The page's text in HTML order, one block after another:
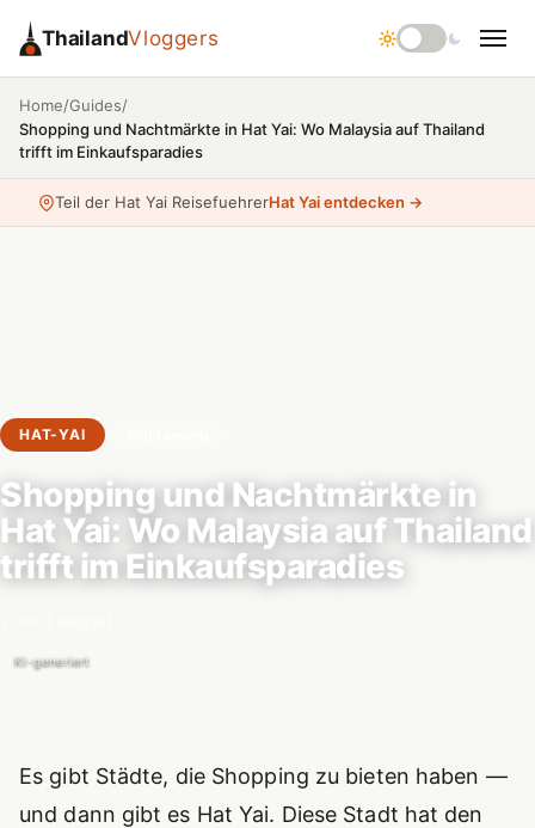
ThailandVloggers
Home/Guides/
Shopping und Nachtmärkte in Hat Yai: Wo Malaysia auf Thailand
trifft im Einkaufsparadies
Teil der Hat Yai ReisefuehrerHat Yai entdecken →
KI-generiert
HAT-YAI
Shopping und Nachtmärkte in
Hat Yai: Wo Malaysia auf Thailand
trifft im Einkaufsparadies
Einführung
Es gibt Städte, die Shopping zu bieten haben —
und dann gibt es Hat Yai. Diese Stadt hat den